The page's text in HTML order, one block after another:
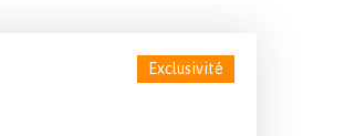
Exclusivité